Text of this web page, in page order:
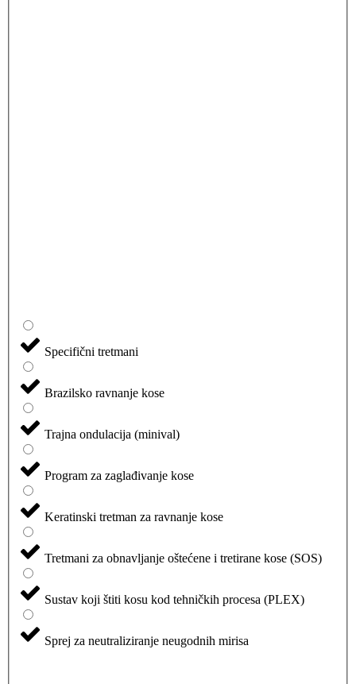
Specifični tretmani
Brazilsko ravnanje kose
Trajna ondulacija (minival)
Program za zaglađivanje kose
Keratinski tretman za ravnanje kose
Tretmani za obnavljanje oštećene i tretirane kose (SOS)
Sustav koji štiti kosu kod tehničkih procesa (PLEX)
Sprej za neutraliziranje neugodnih mirisa